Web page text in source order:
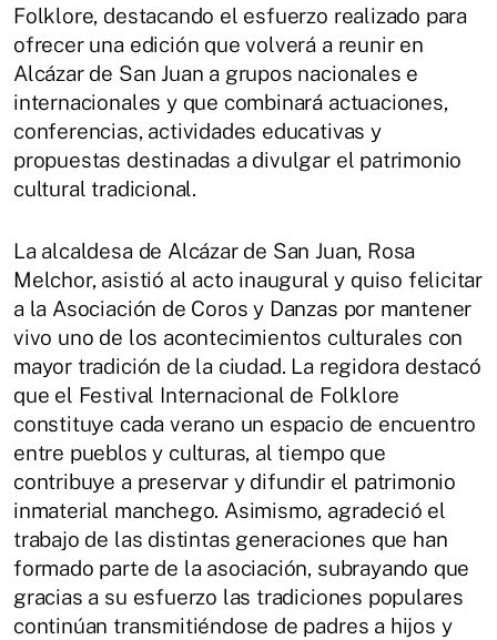
Folklore, destacando el esfuerzo realizado para
ofrecer una edición que volverá a reunir en
Alcázar de San Juan a grupos nacionales e
internacionales y que combinará actuaciones,
conferencias, actividades educativas y
propuestas destinadas a divulgar el patrimonio
cultural tradicional.
La alcaldesa de Alcázar de San Juan, Rosa
Melchor, asistió al acto inaugural y quiso felicitar
a la Asociación de Coros y Danzas por mantener
vivo uno de los acontecimientos culturales con
mayor tradición de la ciudad. La regidora destacó
que el Festival Internacional de Folklore
constituye cada verano un espacio de encuentro
entre pueblos y culturas, al tiempo que
contribuye a preservar y difundir el patrimonio
inmaterial manchego. Asimismo, agradeció el
trabajo de las distintas generaciones que han
formado parte de la asociación, subrayando que
gracias a su esfuerzo las tradiciones populares
continúan transmitiéndose de padres a hijos y